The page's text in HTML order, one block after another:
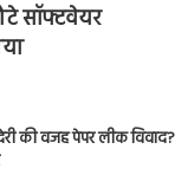
सॉफ्टवेयर
की वजह पेपर लीक विवाद?